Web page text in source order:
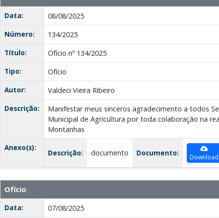
Data:
08/08/2025
Número:
134/2025
Título:
Ofício nº 134/2025
Tipo:
Ofício
Autor:
Valdeci Vieira Ribeiro
Descrição:
Manifestar meus sinceros agradecimento a todos
Municipal de Agricultura por toda colaboração na
Montanhas
Anexo(s):
Descrição: documento Documento: Download
Ofício
Data:
07/08/2025